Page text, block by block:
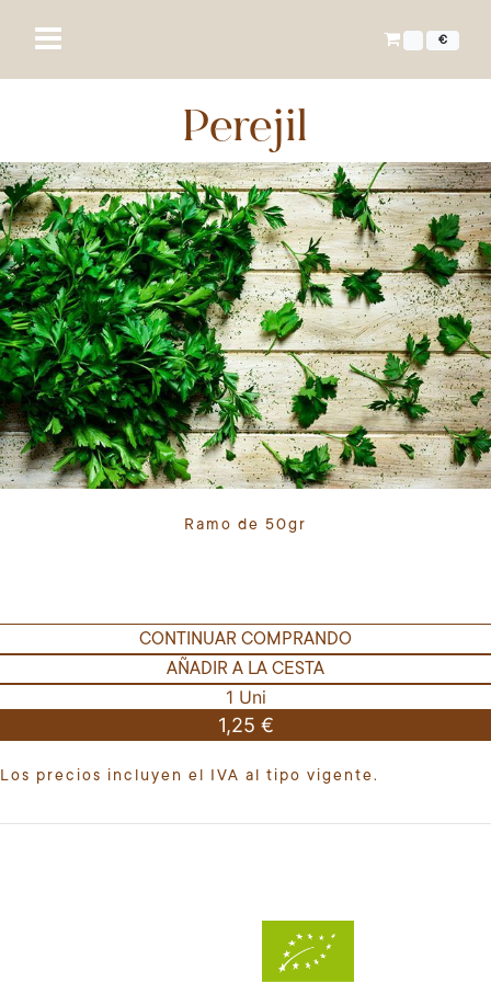
€
Perejil
Ramo de 50gr
CONTINUAR COMPRANDO
AÑADIR A LA CESTA
1 Uni
1,25 €
Los precios incluyen el IVA al tipo vigente.